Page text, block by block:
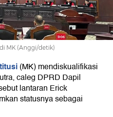
MK (Anggi/detik)
(MK) mendiskualifikasi
caleg DPRD Dapil
lantaran Erick
statusnya sebagai